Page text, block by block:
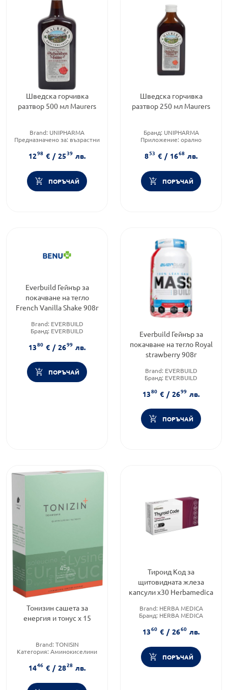
Шведска горчивка
разтвор 500 мл Maurers
Brand: UNIPHARMA
Предназначено за: възрастни
1298 € / 2539 лв.
ПОРЪЧАЙ
Шведска горчивка
разтвор 250 мл Maurers
Бранд: UNIPHARMA
Приложение: орално
853 € / 1668 лв.
ПОРЪЧАЙ
Everbuild Гейнър за
покачване на тегло
French Vanilla Shake 908г
Brand: EVERBUILD
Бранд: EVERBUILD
теглото
1380 € / 2699 лв.
ПОРЪЧАЙ
Everbuild Гейнър за
покачване на тегло Royal
strawberry 908г
Brand: EVERBUILD
Бранд: EVERBUILD
1380 € / 2699 лв.
ПОРЪЧАЙ
Тонизин сашета за
енергия и тонус х 15
Brand: TONISIN
Категория: Аминокиселини
1446 € / 2828 лв.
Тироид Код за
щитовидната жлеза
капсули x30 Herbamedica
Brand: HERBA MEDICA
Бранд: HERBA MEDICA
жлеза
1360 € / 2660 лв.
ПОРЪЧАЙ